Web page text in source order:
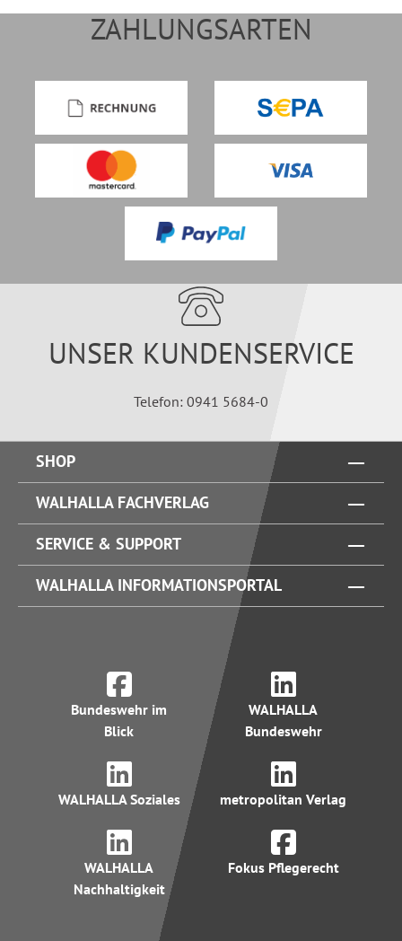
ZAHLUNGSARTEN
UNSER KUNDENSERVICE
Telefon: 0941 5684-0
SHOP
WALHALLA FACHVERLAG
SERVICE & SUPPORT
WALHALLA INFORMATIONSPORTAL
Bundeswehr im
Blick
WALHALLA
Bundeswehr
WALHALLA Soziales metropolitan Verlag
WALHALLA
Nachhaltigkeit
Fokus Pflegerecht